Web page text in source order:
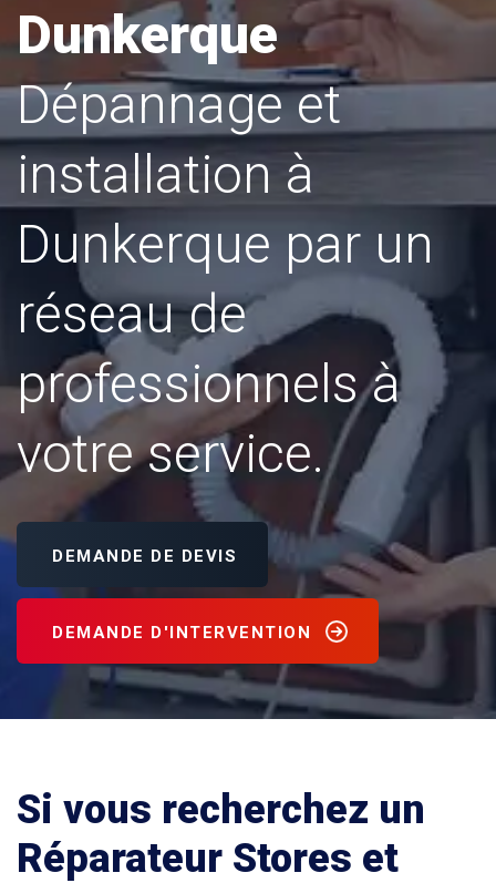
Dunkerque
Dépannage et
installation à
Dunkerque par un
réseau de
professionnels à
votre service.
DEMANDE DE DEVIS
DEMANDE D'INTERVENTION
Si vous recherchez un
Réparateur Stores et